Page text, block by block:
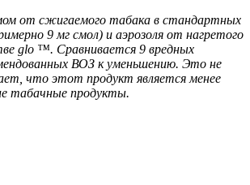
от сжигаемого табака в стандартных
9 мг смол) и аэрозоля от нагретого
glo ™. Сравнивается 9 вредных
ВОЗ к уменьшению. Это не
что этот продукт является менее
табачные продукты.